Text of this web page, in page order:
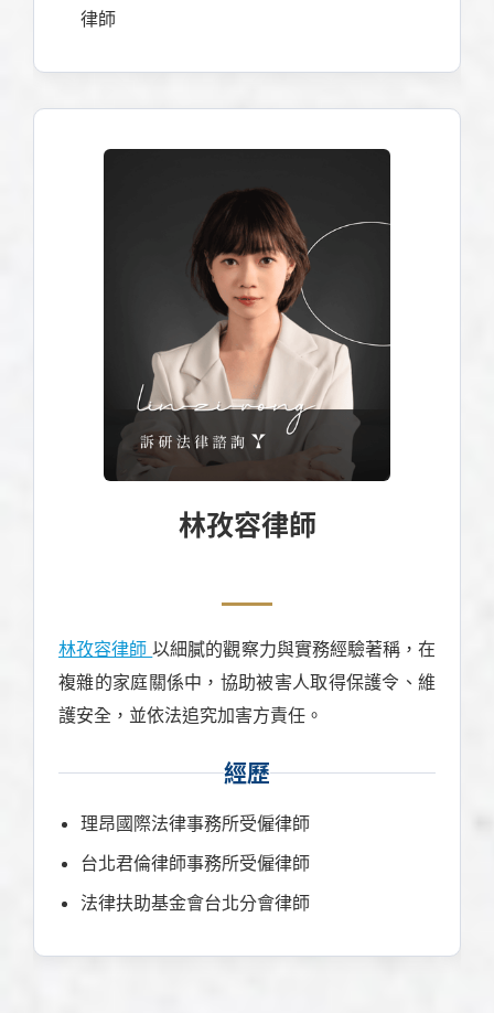
律師
林孜容律師
林孜容律師以細膩的觀察力與實務經驗著稱，在
複雜的家庭關係中，協助被害人取得保護令、維
護安全，並依法追究加害方責任。
經歷
理昂國際法律事務所受僱律師
台北君倫律師事務所受僱律師
法律扶助基金會台北分會律師